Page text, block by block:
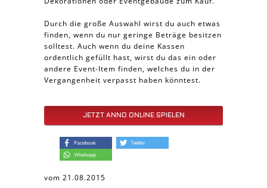
Durch die große Auswahl wirst du auch etwas
finden, wenn du nur geringe Beträge besitzen
solltest. Auch wenn du deine Kassen
ordentlich gefüllt hast, wirst du das ein oder
andere Event-Item finden, welches du in der
Vergangenheit verpasst haben könntest.
JETZT ANNO ONLINE SPIELEN
vom 21.08.2015